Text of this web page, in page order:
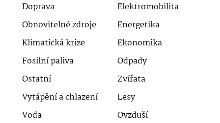
Doprava
Elektromobilita
Obnovitelné zdroje
Energetika
Klimatická krize
Ekonomika
Fosilní paliva
Odpady
Ostatní
Zvířata
Vytápění a chlazení
Lesy
Voda
Ovzduší